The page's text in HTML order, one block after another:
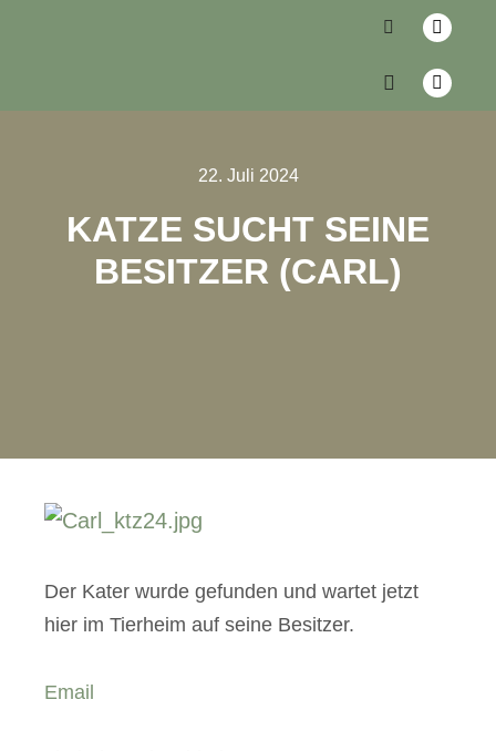
22. Juli 2024
KATZE SUCHT SEINE
BESITZER (CARL)
Der Kater wurde gefunden und wartet jetzt
hier im Tierheim auf seine Besitzer.
Email